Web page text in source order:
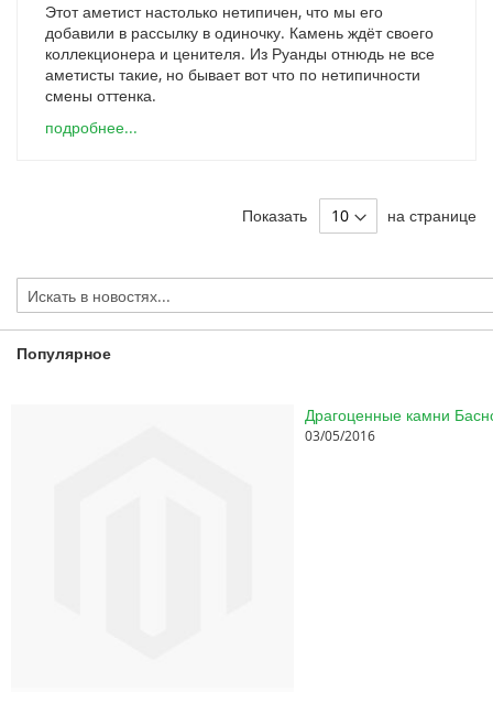
Этот аметист настолько нетипичен, что мы его
добавили в рассылку в одиночку. Камень ждёт своего
коллекционера и ценителя. Из Руанды отнюдь не все
аметисты такие, но бывает вот что по нетипичности
смены оттенка.
подробнее...
Показать на странице
Популярное
03/05/2016